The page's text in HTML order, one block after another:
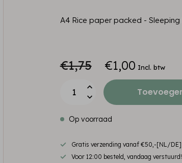
A4 Rice paper packed -
€1,75 €1,00 Incl. btw
Op voorraad
Gratis verzending vanaf €50,-[NL/DE]
Voor 12:00 besteld, vandaag